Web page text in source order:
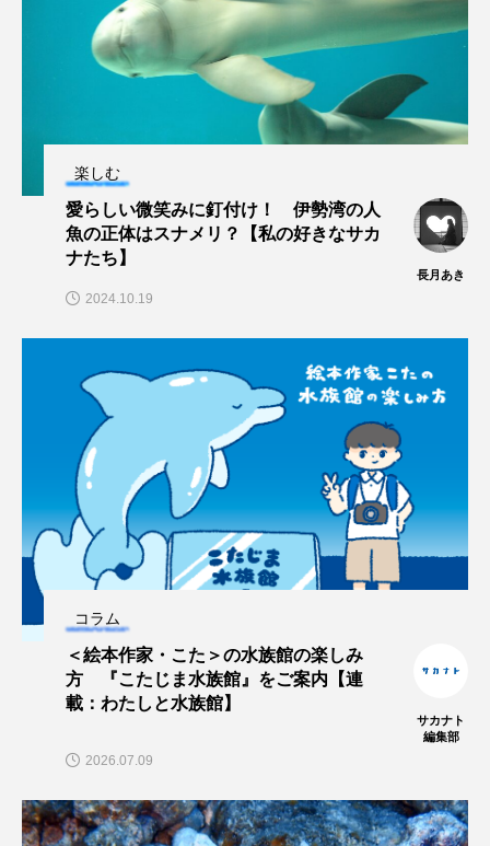
ヤマトヌマエビ ヤマメ ヤミヨキセワタ
ユウレイクラゲ ユカタハタ
ヨツメウオ ラブカ ラムサール条約
リュウセイクラゲ
下田海中水族館 世界遺産 両生類
企画 伝承 伝統料理
保全 健康 八景島シーパラダイス
分析 分類 刺胞動物
剥製 動物園
北極 医療 南極大陸 同定
四国水族館 図鑑 固有亜種 固有種
楽しむ
愛らしい微笑みに釘付け！ 伊勢湾の人
魚の正体はスナメリ？【私の好きなサカ
ナたち】
長月あき
2024.10.19
コラム
＜絵本作家・こた＞の水族館の楽しみ
方 『こたじま水族館』をご案内【連
載：わたしと水族館】
サカナト
編集部
2026.07.09